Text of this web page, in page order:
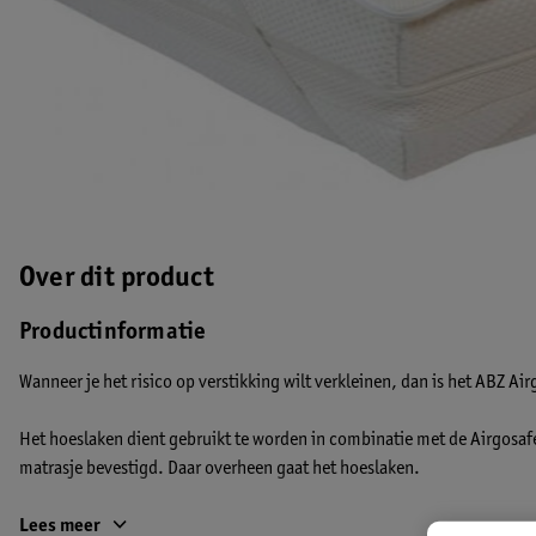
Over dit product
Productinformatie
Wanneer je het risico op verstikking wilt verkleinen, dan is het ABZ
Het hoeslaken dient gebruikt te worden in combinatie met de
matrasje bevestigd. Daar overheen gaat het hoeslaken.
Het ABZ Airgosafe hoeslaken is gemaakt van een stof die goed
Lees meer